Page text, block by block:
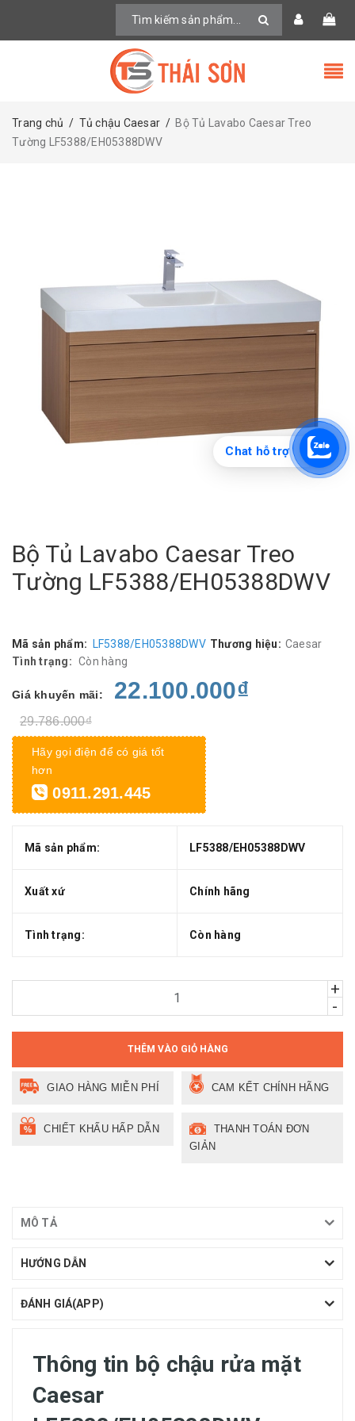
Trang chủ / Tủ chậu Caesar / Bộ Tủ Lavabo Caesar Treo
Tường LF5388/EH05388DWV
Bộ Tủ Lavabo Caesar Treo
Tường LF5388/EH05388DWV
Mã sản phẩm: LF5388/EH05388DWV Thương hiệu: Caesar
Tình trạng: Còn hàng
Giá khuyến mãi: 22.100.000₫
29.786.000₫
Hãy gọi điện để có giá tốt
hơn
0911.291.445
Mã sản phẩm: LF5388/EH05388DWV
Xuất xứ Chính hãng
Tình trạng: Còn hàng
+
-
THÊM VÀO GIỎ HÀNG
GIAO HÀNG MIỄN PHÍ CAM KẾT CHÍNH HÃNG
CHIẾT KHẤU HẤP DẪN
THANH TOÁN ĐƠN
GIẢN
MÔ TẢ
HƯỚNG DẪN
ĐÁNH GIÁ(APP)
Thông tin bộ chậu rửa mặt
Caesar
Chat hỗ trợ